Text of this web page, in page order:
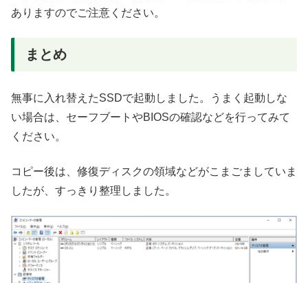
ありますのでご注意ください。
まとめ
無事に入れ替えたSSDで起動しました。うまく起動しな
い場合は、セーフブートやBIOSの確認などを行ってみて
ください。
コピー後は、修復ディスクの領域などがこまごましていま
したが、すっきり整理しました。